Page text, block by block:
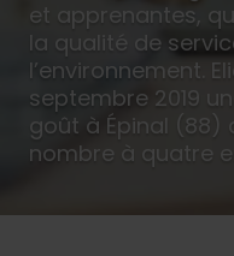
et apprenantes,
la qualité de
l’environnement.
septembre 2019
goût à Épinal (88)
nombre à quatre